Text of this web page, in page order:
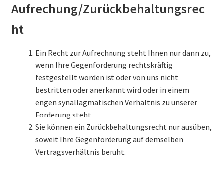
Aufrechung/Zurückbehaltungsrec
ht
Ein Recht zur Aufrechnung steht Ihnen nur dann zu,
wenn Ihre Gegenforderung rechtskräftig
festgestellt worden ist oder von uns nicht
bestritten oder anerkannt wird oder in einem
engen synallagmatischen Verhältnis zu unserer
Forderung steht.
Sie können ein Zurückbehaltungsrecht nur ausüben,
soweit Ihre Gegenforderung auf demselben
Vertragsverhältnis beruht.